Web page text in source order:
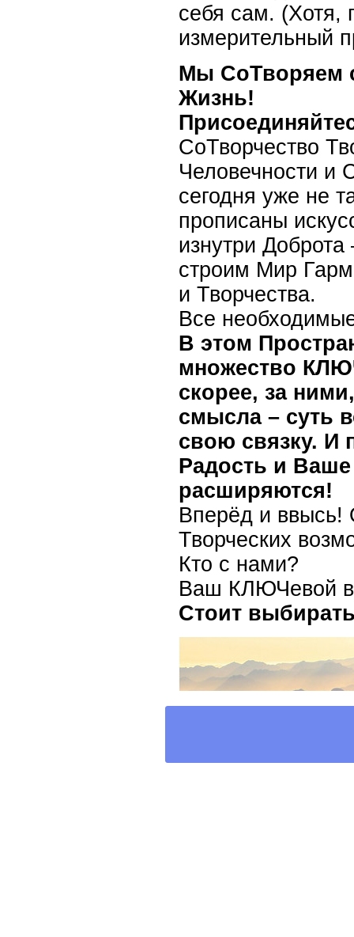
себя сам. (Хотя,
измерительный
Мы СоТворяем
Жизнь!
СоТворчество
Человечности и
сегодня уже не
прописаны
изнутри
строим Мир
и Творчества.
Все
В этом
множество
скорее, за
смысла – суть
свою связку. И
Радость и Ваше
расширяются!
Вперёд и
Творческих
Кто с нами?
Ваш КЛЮЧевой
Стоит